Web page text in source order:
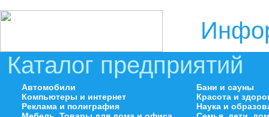
Каталог предприятий
Автомобили
Компьютеры и интернет
Реклама и полиграфия
Бани и сауны
Красота и
Наука и